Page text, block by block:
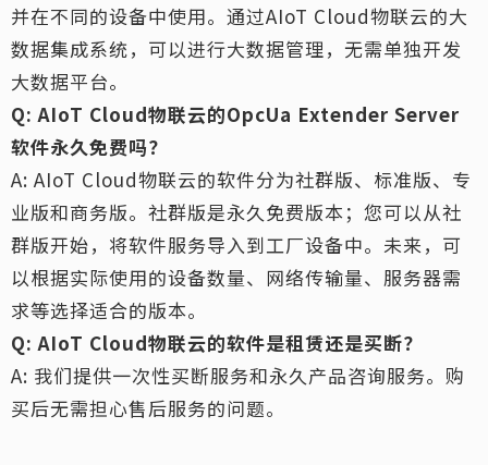
并在不同的设备中使用。通过AIoT Cloud物联云的大
数据集成系统，可以进行大数据管理，无需单独开发
大数据平台。
Q: AIoT Cloud物联云的OpcUa Extender Server
软件永久免费吗？
A: AIoT Cloud物联云的软件分为社群版、标准版、专
业版和商务版。社群版是永久免费版本；您可以从社
群版开始，将软件服务导入到工厂设备中。未来，可
以根据实际使用的设备数量、网络传输量、服务器需
求等选择适合的版本。
Q: AIoT Cloud物联云的软件是租赁还是买断？
A: 我们提供一次性买断服务和永久产品咨询服务。购
买后无需担心售后服务的问题。